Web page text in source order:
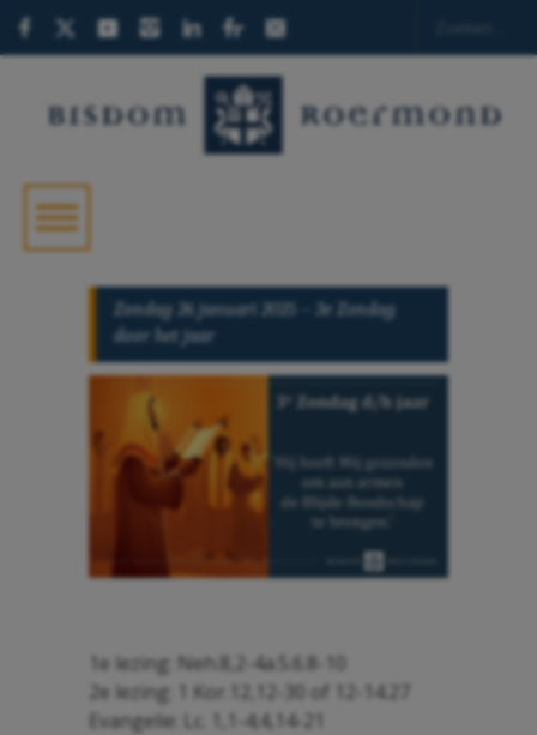
Zondag 26 januari 2025 – 3e Zondag
door het jaar
1e lezing: Neh.8,2-4a.5.6.8-10
2e lezing: 1 Kor.12,12-30 of 12-14.27
Evangelie: Lc. 1,1-4;4,14-21